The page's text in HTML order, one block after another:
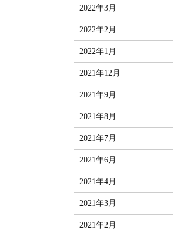
2022年3月
2022年2月
2022年1月
2021年12月
2021年9月
2021年8月
2021年7月
2021年6月
2021年4月
2021年3月
2021年2月